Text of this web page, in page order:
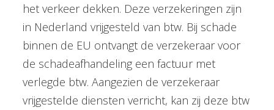
het verkeer dekken. Deze verzekeringen zijn
in Nederland vrijgesteld van btw. Bij schade
binnen de EU ontvangt de verzekeraar voor
de schadeafhandeling een factuur met
verlegde btw. Aangezien de verzekeraar
vrijgestelde diensten verricht, kan zij deze btw